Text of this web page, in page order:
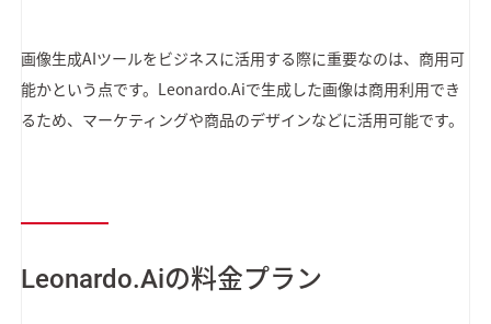
画像生成AIツールをビジネスに活用する際に重要なのは、商用可
能かという点です。Leonardo.Aiで生成した画像は商用利用でき
るため、マーケティングや商品のデザインなどに活用可能です。
Leonardo.Aiの料金プラン